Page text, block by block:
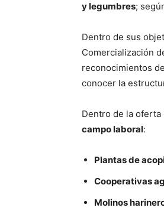
y legumbres;
Dentro de sus
Comercialización
reconocimientos
conocer la
Dentro de la oferta
campo laboral:
Plantas de
Cooperativas
Molinos